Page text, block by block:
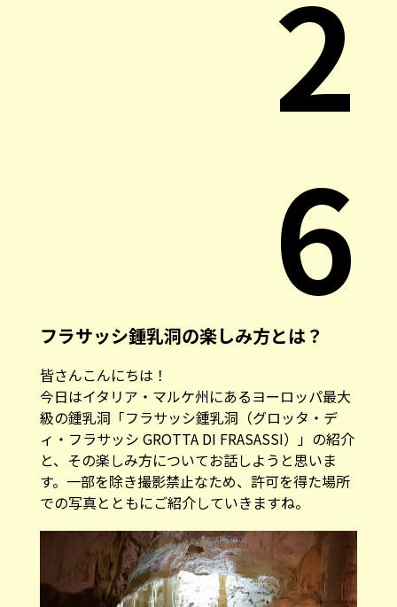
2
6
フラサッシ鍾乳洞の楽しみ方とは？
皆さんこんにちは！
今日はイタリア・マルケ州にあるヨーロッパ最大
級の鍾乳洞「フラサッシ鍾乳洞（グロッタ・デ
ィ・フラサッシ GROTTA DI FRASASSI）」の紹介
と、その楽しみ方についてお話しようと思いま
す。一部を除き撮影禁止なため、許可を得た場所
での写真とともにご紹介していきますね。